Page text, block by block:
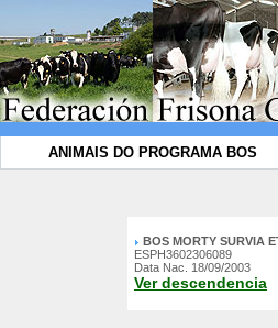
ANIMAIS DO PROGRAMA BOS
BOS MORTY SURVIA
ESPH3602306089
Data Nac. 18/09/2003
Ver descendencia